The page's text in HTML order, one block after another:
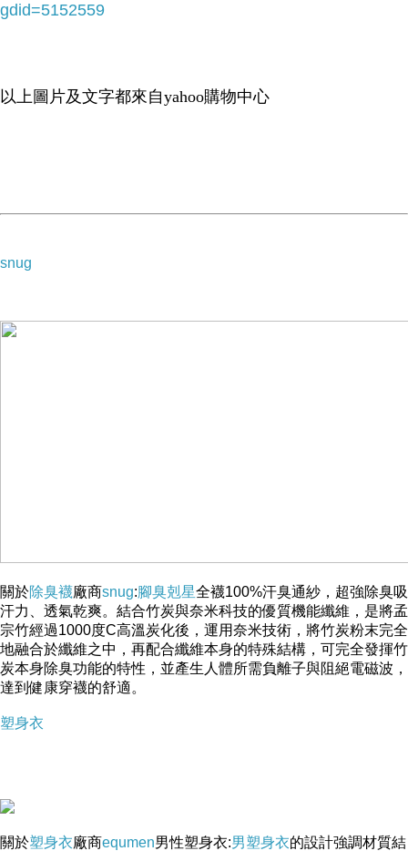
◎好萊塢明星媽媽必備好物◎
gdid=5152559
以上圖片及文字都來自yahoo購物中心
snug
關於除臭襪廠商snug:腳臭剋星全襪100%汗臭通紗，超強除臭吸
汗力、透氣乾爽。結合竹炭與奈米科技的優質機能纖維，是將孟
宗竹經過1000度C高溫炭化後，運用奈米技術，將竹炭粉末完全
地融合於纖維之中，再配合纖維本身的特殊結構，可完全發揮竹
炭本身除臭功能的特性，並產生人體所需負離子與阻絕電磁波，
達到健康穿襪的舒適。
塑身衣
關於塑身衣廠商equmen男性塑身衣:男塑身衣的設計強調材質結